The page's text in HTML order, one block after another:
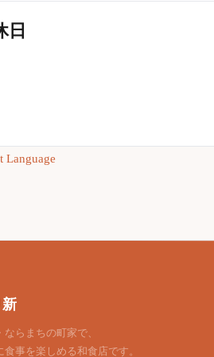
日
Language
ならまちの町家で、
食事を楽しめる和食店です。